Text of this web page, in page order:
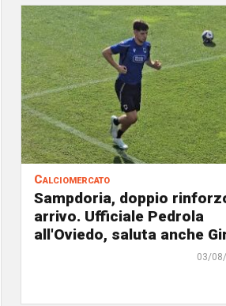
Calciomercato
Sampdoria, doppio
arrivo. Ufficiale Pedrola
all'Oviedo, saluta anche
03/